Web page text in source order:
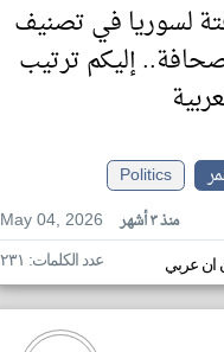
لسوريا في تصنيف
إليكم ترتيب
Politics
May 04, 2026
منذ ٣ أشهر
عربي عدد الكلمات: ٢٣١